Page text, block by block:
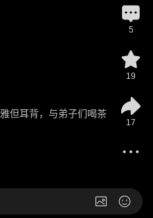
但耳背，与弟子们喝茶
5
19
17